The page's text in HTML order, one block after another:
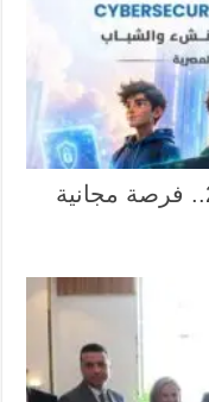
أكاديمية الأمن السيبراني 2026.. فرصة مجانية